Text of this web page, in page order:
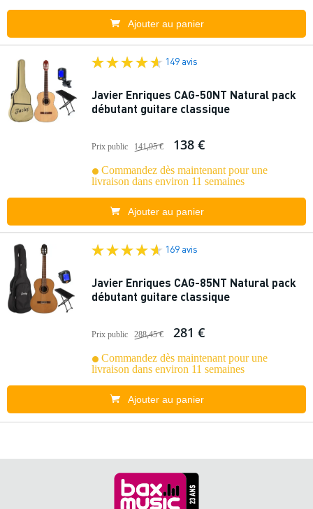
Ajouter au panier
149 avis
Javier Enriques CAG-50NT Natural pack
débutant guitare classique
Prix public 141,95 € 138 €
Commandez dès maintenant pour une
livraison dans environ 11 semaines
Ajouter au panier
169 avis
Javier Enriques CAG-85NT Natural pack
débutant guitare classique
Prix public 288,45 € 281 €
Commandez dès maintenant pour une
livraison dans environ 11 semaines
Ajouter au panier